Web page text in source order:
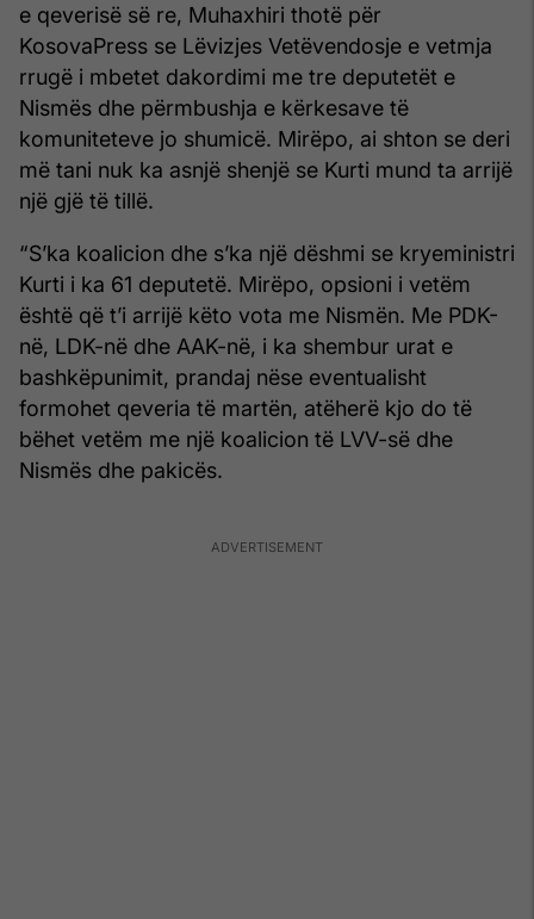
e qeverisë së re, Muhaxhiri thotë për
KosovaPress se Lëvizjes Vetëvendosje e vetmja
rrugë i mbetet dakordimi me tre deputetët e
Nismës dhe përmbushja e kërkesave të
komuniteteve jo shumicë. Mirëpo, ai shton se deri
më tani nuk ka asnjë shenjë se Kurti mund ta arrijë
një gjë të tillë.
“S’ka koalicion dhe s’ka një dëshmi se kryeministri
Kurti i ka 61 deputetë. Mirëpo, opsioni i vetëm
është që t’i arrijë këto vota me Nismën. Me PDK-
në, LDK-në dhe AAK-në, i ka shembur urat e
bashkëpunimit, prandaj nëse eventualisht
formohet qeveria të martën, atëherë kjo do të
bëhet vetëm me një koalicion të LVV-së dhe
Nismës dhe pakicës.